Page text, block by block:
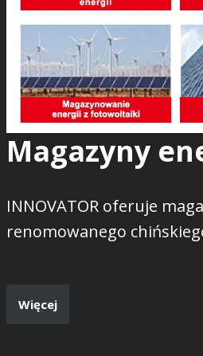
Magazyny
INNOVATOR oferuje
renomowanego
Więcej